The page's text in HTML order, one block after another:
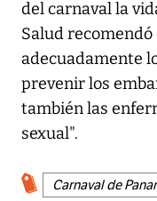
del carnaval la
Salud
adecuadamente
prevenir los
también las
sexual".
Carnaval de